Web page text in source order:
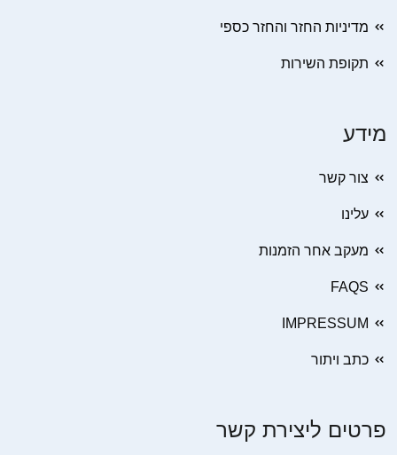
מדיניות החזר והחזר כספי
תקופת השירות
מידע
צור קשר
עלינו
מעקב אחר הזמנות
FAQS
IMPRESSUM
כתב ויתור
פרטים ליצירת קשר